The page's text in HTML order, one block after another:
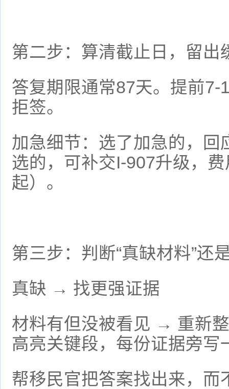
第二步：算清截止日，留出
答复期限通常87天。提前7-
拒签。
加急细节：选了加急的，回
选的，可补交I-907升级，
起）。
第三步：判断“真缺材料”还
真缺 → 找更强证据
材料有但没被看见 → 重新
高亮关键段，每份证据旁写
帮移民官把答案找出来，而